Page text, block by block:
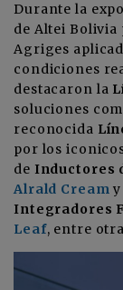
Durante la
de Altei
Agriges
condiciones
destacaron la
soluciones
reconocida
por los
de Inductores
Alrald Cream
Integradores
Leaf, entre